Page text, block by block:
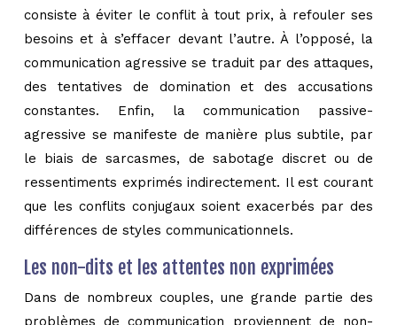
consiste à éviter le conflit à tout prix, à refouler ses
besoins et à s’effacer devant l’autre. À l’opposé, la
communication agressive se traduit par des attaques,
des tentatives de domination et des accusations
constantes. Enfin, la communication passive-
agressive se manifeste de manière plus subtile, par
le biais de sarcasmes, de sabotage discret ou de
ressentiments exprimés indirectement. Il est courant
que les conflits conjugaux soient exacerbés par des
différences de styles communicationnels.
Les non-dits et les attentes non exprimées
Dans de nombreux couples, une grande partie des
problèmes de communication proviennent de non-